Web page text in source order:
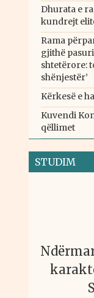
Dhurata e
kundrejt
Rama
gjithë
shtetërore:
shënjestër’
Kërkesë e
Kuvendi
qëllimet
STUDIM